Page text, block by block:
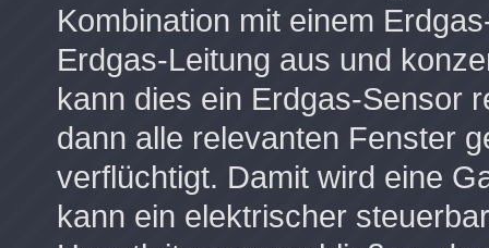
Kombination mit einem
Erdgas-Leitung aus und
kann dies ein Erdgas-Sensor
dann alle relevanten Fenster
verflüchtigt. Damit wird eine
kann ein elektrischer